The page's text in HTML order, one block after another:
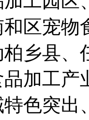
区宠
乡县、
加工产
色突出